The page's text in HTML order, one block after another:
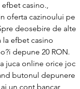
casino.,
oferta cazinoului pe
deosebire de alte
la efbet casino
depune 20 RON.
juca online orice joc
butonul depunere
un cont bancar